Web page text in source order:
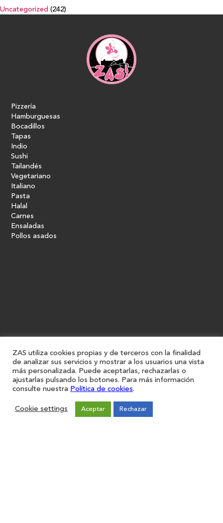
Uncategorized (242)
Pizzería
Hamburguesas
Bocadillos
Tapas
Indio
Sushi
Tailandés
Vegetariano
Italiano
Pasta
Halal
Carnes
Ensaladas
Pollos asados
ZAS utiliza cookies propias y de terceros con la finalidad
de analizar sus servicios y mostrar a los usuarios una vista
más personalizada. Puede aceptarlas, rechazarlas o
ajustarlas pulsando los botones. Para más información
consulte nuestra Política de cookies.
Cookie settings Aceptar Rechazar